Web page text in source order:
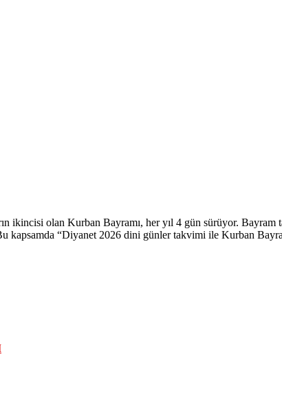
ikincisi olan Kurban Bayramı, her yıl 4 gün sürüyor.
“Diyanet 2026 dini günler takvimi ile Kurban